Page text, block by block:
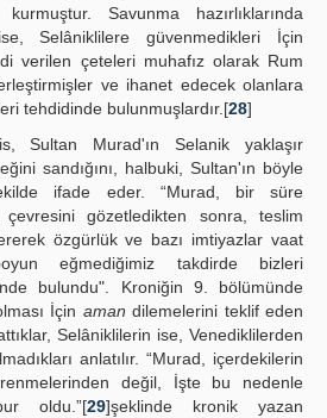
kurmuştur. Savunma hazırlıklarında
Selâniklilere güvenmedikleri İçin
verilen çeteleri muhafız olarak Rum
ve ihanet edecek olanlara
tehdidinde bulunmuşlardır.[28]
Sultan Murad'ın Selanik yaklaşır
sandığını, halbuki, Sultan'ın böyle
ifade eder. “Murad, bir süre
gözetledikten sonra, teslim
özgürlük ve bazı imtiyazlar vaat
eğmediğimiz takdirde bizleri
bulundu". Kroniğin 9. bölümünde
İçin aman dilemelerini teklif eden
Selâniklilerin ise, Venediklilerden
anlatılır. “Murad, içerdekilerin
değil, İşte bu nedenle
oldu.”[29]şeklinde kronik yazan